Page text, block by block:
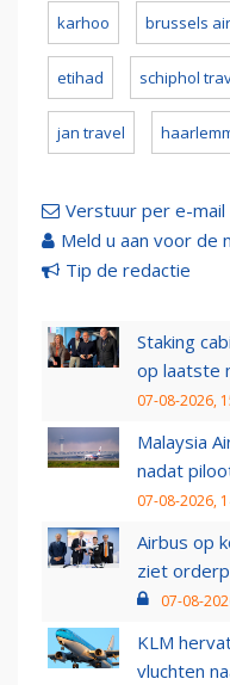
karhoo brussels
etihad schiphol
jan travel
Verstuur per e-mail
Meld u aan voor de
Tip de redactie
Staking
op laatste
07-08-2026,
Malaysia
nadat
07-08-2026,
Airbus op
ziet
07-08-
KLM
vluchten